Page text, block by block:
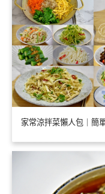
家常涼拌菜懶人包｜簡